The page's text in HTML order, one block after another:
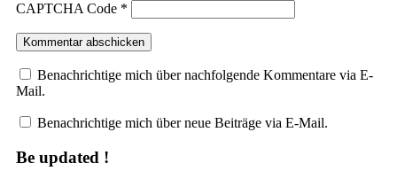
CAPTCHA Code*
Benachrichtige mich über nachfolgende Kommentare via E-
Mail.
Benachrichtige mich über neue Beiträge via E-Mail.
Be updated !